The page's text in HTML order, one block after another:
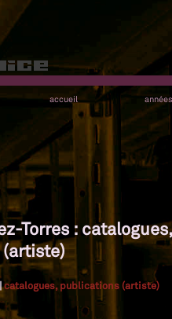
accueil années
Torres : catalogues,
catalogues, publications (artiste)